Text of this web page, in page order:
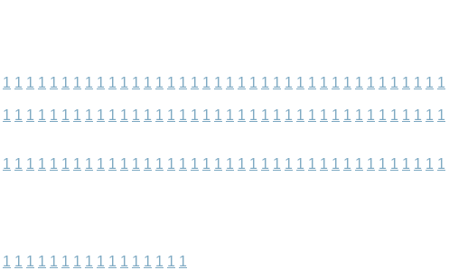
1 1 1 1 1 1 1 1 1 1 1 1 1 1 1 1 1 1 1 1 1 1 1 1 1 1 1 1 1 1 1 1 1 1 1 1 1 1
1 1 1 1 1 1 1 1 1 1 1 1 1 1 1 1 1 1 1 1 1 1 1 1 1 1 1 1 1 1 1 1 1 1 1 1 1 1
1 1 1 1 1 1 1 1 1 1 1 1 1 1 1 1 1 1 1 1 1 1 1 1 1 1 1 1 1 1 1 1 1 1 1 1 1 1
1 1 1 1 1 1 1 1 1 1 1 1 1 1 1 1